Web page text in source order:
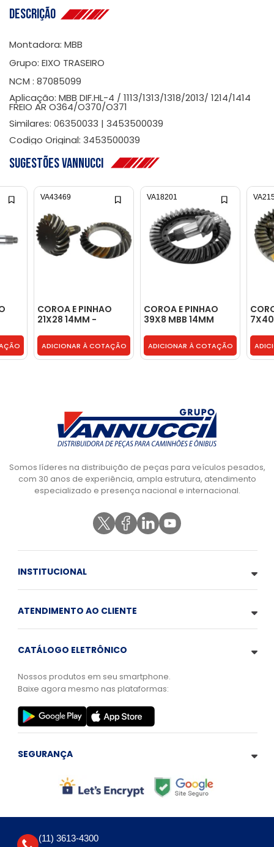
Descrição
Montadora: MBB
Grupo: EIXO TRASEIRO
NCM : 87085099
Aplicação: MBB DIF.HL-4 / 1113/1313/1318/2013/ 1214/1414
FREIO AR O364/O370/O371
Similares: 06350033 | 3453500039
Codigo Original: 3453500039
Sugestões Vannucci
COROA E PINHAO
21X28 14MM -
ADICIONAR À COTAÇÃO
VA43469
COROA E PINHAO
39X8 MBB 14MM
3443500239
ADICIONAR À COTAÇÃO
VA18201
Somos líderes na distribuição de peças para veículos pesados,
com 30 anos de experiência, ampla estrutura, atendimento
especializado e presença nacional e internacional.
INSTITUCIONAL
ATENDIMENTO AO CLIENTE
CATÁLOGO ELETRÔNICO
Nossos produtos em seu smartphone.
Baixe agora mesmo nas plataformas:
SEGURANÇA
(11) 3613-4300